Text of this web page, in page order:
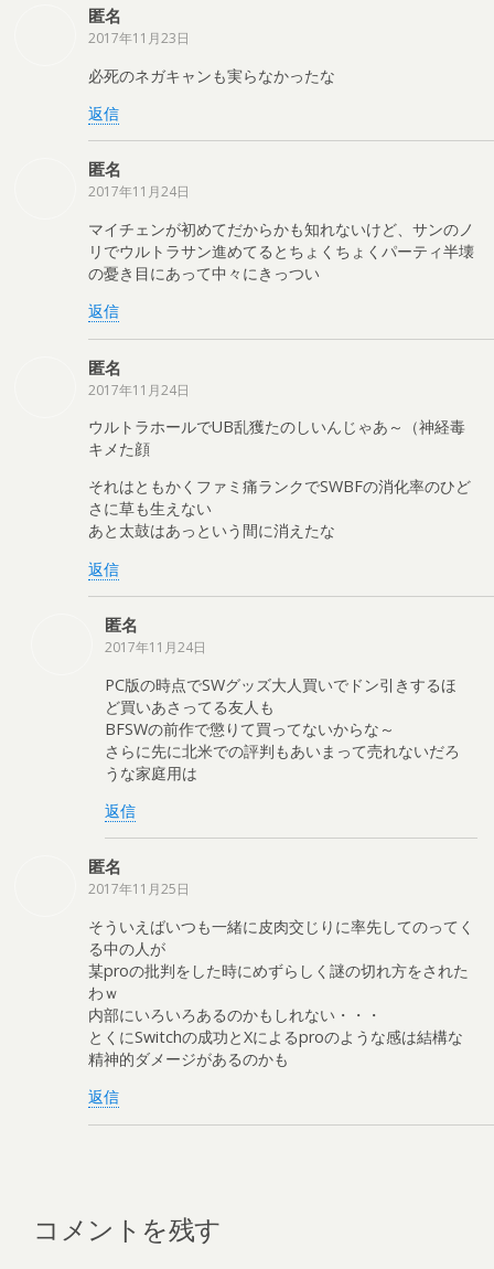
匿名
2017年11月23日
必死のネガキャンも実らなかったな
返信
匿名
2017年11月24日
マイチェンが初めてだからかも知れないけど、サンのノ
リでウルトラサン進めてるとちょくちょくパーティ半壊
の憂き目にあって中々にきっつい
返信
匿名
2017年11月24日
ウルトラホールでUB乱獲たのしいんじゃあ～（神経毒
キメた顔
それはともかくファミ痛ランクでSWBFの消化率のひど
さに草も生えない
あと太鼓はあっという間に消えたな
返信
匿名
2017年11月24日
PC版の時点でSWグッズ大人買いでドン引きするほ
ど買いあさってる友人も
BFSWの前作で懲りて買ってないからな～
さらに先に北米での評判もあいまって売れないだろ
うな家庭用は
返信
匿名
2017年11月25日
そういえばいつも一緒に皮肉交じりに率先してのってく
る中の人が
某proの批判をした時にめずらしく謎の切れ方をされた
わｗ
内部にいろいろあるのかもしれない・・・
とくにSwitchの成功とXによるproのような感は結構な
精神的ダメージがあるのかも
返信
コメントを残す